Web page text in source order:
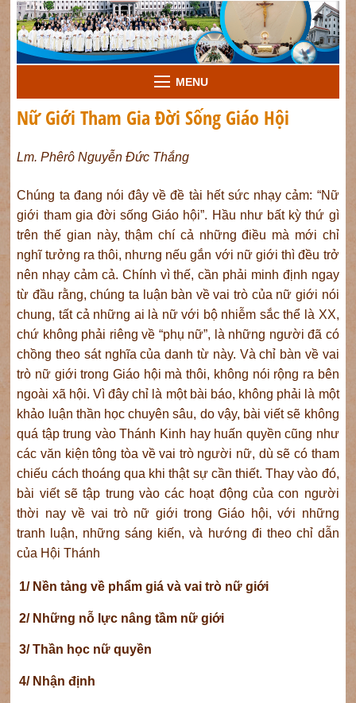
MENU
Nữ Giới Tham Gia Đời Sống Giáo Hội
Lm. Phêrô Nguyễn Đức Thắng
Chúng ta đang nói đây về đề tài hết sức nhạy cảm: “Nữ
giới tham gia đời sống Giáo hội”. Hầu như bất kỳ thứ gì
trên thế gian này, thậm chí cả những điều mà mới chỉ
nghĩ tưởng ra thôi, nhưng nếu gắn với nữ giới thì đều trở
nên nhạy cảm cả. Chính vì thế, cần phải minh định ngay
từ đầu rằng, chúng ta luận bàn về vai trò của nữ giới nói
chung, tất cả những ai là nữ với bộ nhiễm sắc thể là XX,
chứ không phải riêng về “phụ nữ”, là những người đã có
chồng theo sát nghĩa của danh từ này. Và chỉ bàn về vai
trò nữ giới trong Giáo hội mà thôi, không nói rộng ra bên
ngoài xã hội. Vì đây chỉ là một bài báo, không phải là một
khảo luận thần học chuyên sâu, do vậy, bài viết sẽ không
quá tập trung vào Thánh Kinh hay huấn quyền cũng như
các văn kiện tông tòa về vai trò người nữ, dù sẽ có tham
chiếu cách thoáng qua khi thật sự cần thiết. Thay vào đó,
bài viết sẽ tập trung vào các hoạt động của con người
thời nay về vai trò nữ giới trong Giáo hội, với những
tranh luận, những sáng kiến, và hướng đi theo chỉ dẫn
của Hội Thánh
1/ Nền tảng về phẩm giá và vai trò nữ giới
2/ Những nỗ lực nâng tầm nữ giới
3/ Thần học nữ quyền
4/ Nhận định